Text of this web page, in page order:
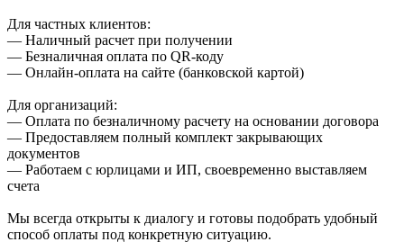
Для частных клиентов:
— Наличный расчет при получении
— Безналичная оплата по QR-коду
— Онлайн-оплата на сайте (банковской картой)
Для организаций:
— Оплата по безналичному расчету на основании договора
— Предоставляем полный комплект закрывающих
документов
— Работаем с юрлицами и ИП, своевременно выставляем
счета
Мы всегда открыты к диалогу и готовы подобрать удобный
способ оплаты под конкретную ситуацию.